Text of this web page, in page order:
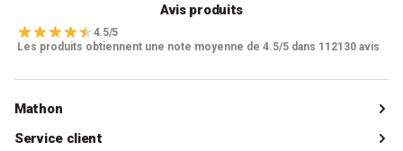
Avis produits
4.5/5
Les produits obtiennent une note moyenne de 4.5/5 dans 112130 avis
Mathon
Qui sommes-nous ?
Service client